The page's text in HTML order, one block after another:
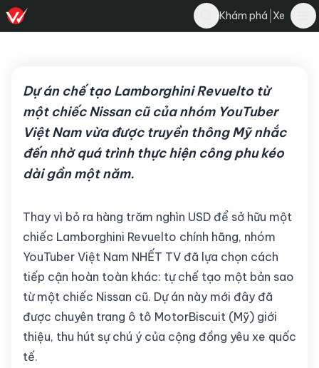
Khám phá Xe
8 tháng 7, 2026·3 phút đọc· 65
Bình luận
Dự án chế tạo Lamborghini Revuelto từ
một chiếc Nissan cũ của nhóm YouTuber
Việt Nam vừa được truyền thông Mỹ nhắc
đến nhờ quá trình thực hiện công phu kéo
dài gần một năm.
Thay vì bỏ ra hàng trăm nghìn USD để sở hữu một
chiếc Lamborghini Revuelto chính hãng, nhóm
YouTuber Việt Nam NHẾT TV đã lựa chọn cách
tiếp cận hoàn toàn khác: tự chế tạo một bản sao
từ một chiếc Nissan cũ. Dự án này mới đây đã
được chuyên trang ô tô MotorBiscuit (Mỹ) giới
thiệu, thu hút sự chú ý của cộng đồng yêu xe quốc
tế.